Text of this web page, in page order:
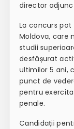
director
La concurs
Moldova, care
studii
desfășurat
ultimilor 5 ani,
punct de
pentru
penale.
Candidații